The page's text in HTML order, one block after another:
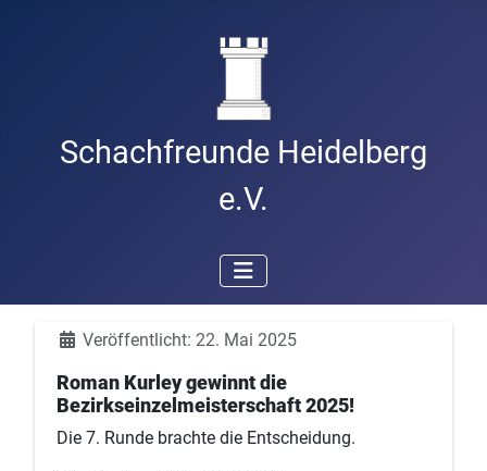
Schachfreunde Heidelberg
e.V.
DetailsVeröffentlicht: 22. Mai 2025
Roman Kurley gewinnt die
Bezirkseinzelmeisterschaft 2025!
Die 7. Runde brachte die Entscheidung.